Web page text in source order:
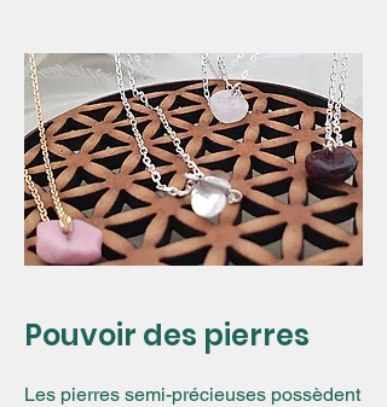
Pouvoir des pierres
Les pierres semi-précieuses possèdent